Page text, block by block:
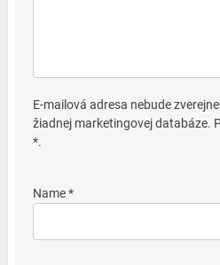
E-mailová adresa nebude
žiadnej marketingovej databáze.
*.
Name *